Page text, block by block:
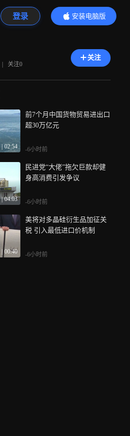
登录
安装电脑版
内容更精彩
| 关注0
关注
02:54
前7个月中国货物贸易进出口
超30万亿元
-6小时前
| 04:03
民进党“大佬”拖欠巨款却健
身高消费引发争议
-6小时前
00:40
美将对多晶硅衍生品加征关
税 引入最低进口价机制
-6小时前